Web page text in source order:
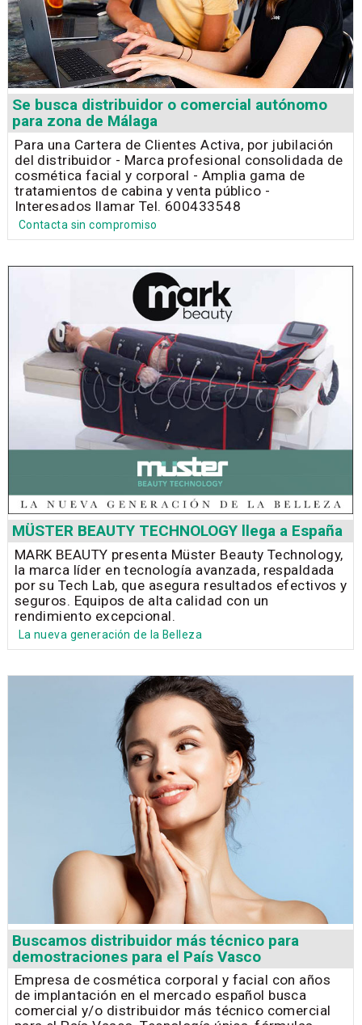
Se busca distribuidor o comercial autónomo
para zona de Málaga
Para una Cartera de Clientes Activa, por jubilación
del distribuidor - Marca profesional consolidada de
cosmética facial y corporal - Amplia gama de
tratamientos de cabina y venta público -
Interesados llamar Tel. 600433548
Contacta sin compromiso
MÜSTER BEAUTY TECHNOLOGY llega a España
MARK BEAUTY presenta Müster Beauty Technology,
la marca líder en tecnología avanzada, respaldada
por su Tech Lab, que asegura resultados efectivos y
seguros. Equipos de alta calidad con un
rendimiento excepcional.
La nueva generación de la Belleza
Buscamos distribuidor más técnico para
demostraciones para el País Vasco
Empresa de cosmética corporal y facial con años
de implantación en el mercado español busca
comercial y/o distribuidor más técnico comercial